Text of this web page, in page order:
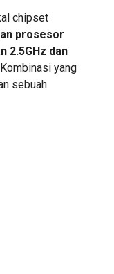
chipset
prosesor
2.5GHz dan
yang
sebuah